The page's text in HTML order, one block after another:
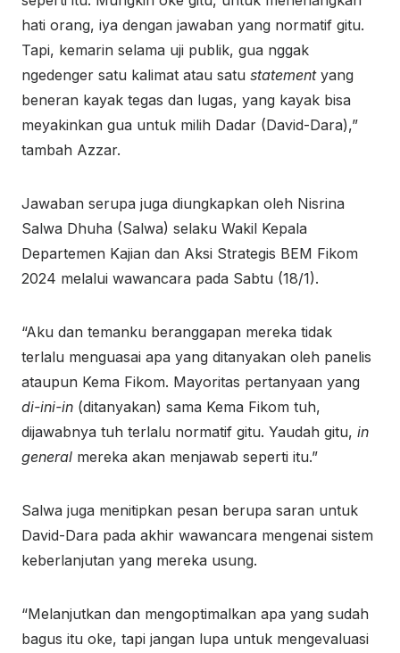
hati orang, iya dengan jawaban yang normatif gitu.
Tapi, kemarin selama uji publik, gua nggak
ngedenger satu kalimat atau satu statementyang
beneran kayak tegas dan lugas, yang kayak bisa
meyakinkan gua untuk milih Dadar (David-Dara),”
tambah Azzar.
Jawaban serupa juga diungkapkan oleh Nisrina
Salwa Dhuha (Salwa) selaku Wakil Kepala
Departemen Kajian dan Aksi Strategis BEM Fikom
2024 melalui wawancara pada Sabtu (18/1).
“Aku dan temanku beranggapan mereka tidak
terlalu menguasai apa yang ditanyakan oleh panelis
ataupun Kema Fikom. Mayoritas pertanyaan yang
di-ini-in (ditanyakan) sama Kema Fikom tuh,
dijawabnya tuh terlalu normatif gitu. Yaudah gitu, in
general mereka akan menjawab seperti itu.”
Salwa juga menitipkan pesan berupa saran untuk
David-Dara pada akhir wawancara mengenai sistem
keberlanjutan yang mereka usung.
“Melanjutkan dan mengoptimalkan apa yang sudah
bagus itu oke, tapi jangan lupa untuk mengevaluasi